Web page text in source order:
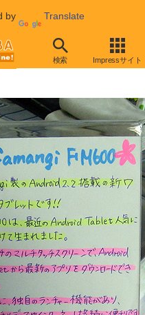
by Translate
検索 Impressサイト
年12月18日号